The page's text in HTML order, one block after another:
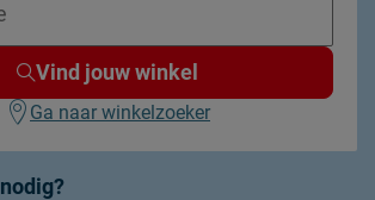
Vind jouw winkel
Ga naar winkelzoeker